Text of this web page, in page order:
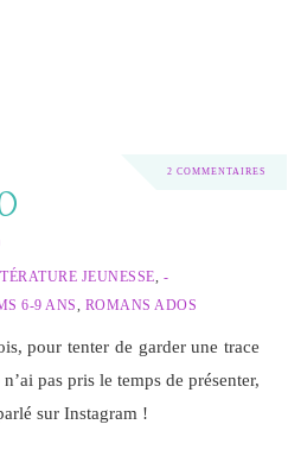
2 COMMENTAIRES
JEUNESSE, -
6-9 ANS, ROMANS ADOS
pour tenter de garder une trace
pas pris le temps de présenter,
sur Instagram !